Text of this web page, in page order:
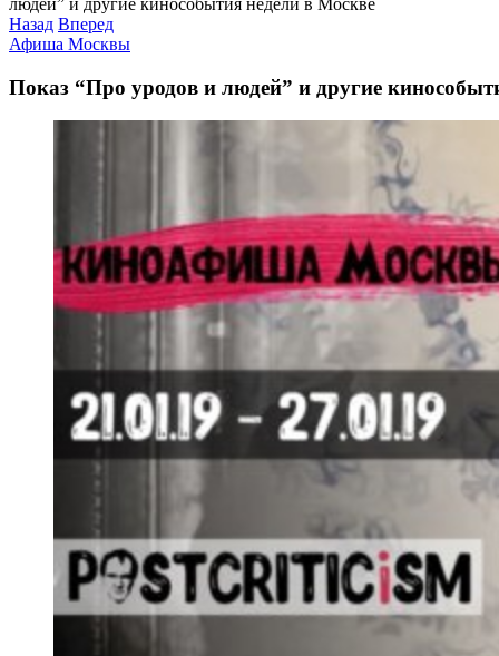
людей” и другие кинособытия недели в Москве
Назад Вперед
Афиша Москвы
Показ “Про уродов и людей” и другие